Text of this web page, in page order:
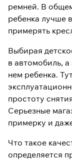
ремней. В
ребенка лучше
примерять
Выбирая
в автомобиль, а
нем ребенка.
простоту
Серьезные
примерку и
Что такое
определяется